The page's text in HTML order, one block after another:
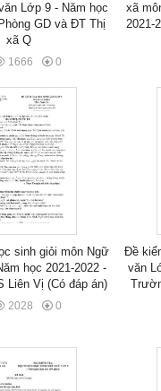
Lớp 9 - Năm học
GD và ĐT Thị
xã Q
1666 0
xã
2021-
sinh giỏi môn Ngữ
học 2021-2022 -
Liên Vị (Có đáp án)
2028 0
Đề
văn